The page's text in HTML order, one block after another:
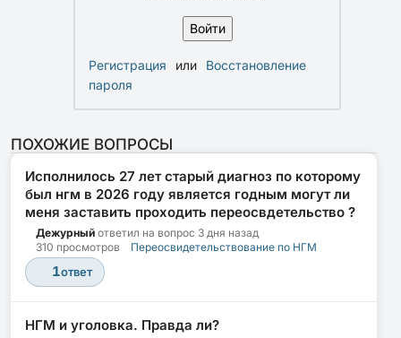
Регистрация или
Восстановление
пароля
ПОХОЖИЕ ВОПРОСЫ
Исполнилось 27 лет старый диагноз по которому
был нгм в 2026 году является годным могут ли
меня заставить проходить переосвдетельство ?
Дежурный ответил на вопрос 3 дня назад
310 просмотров
Переосвидетельствование по НГМ
1ответ
НГМ и уголовка. Правда ли?